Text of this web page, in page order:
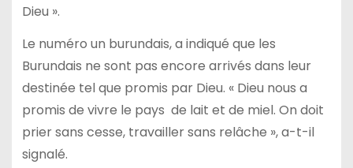
Dieu ».
Le numéro un burundais, a indiqué que les
Burundais ne sont pas encore arrivés dans leur
destinée tel que promis par Dieu. « Dieu nous a
promis de vivre le pays de lait et de miel. On doit
prier sans cesse, travailler sans relâche », a-t-il
signalé.